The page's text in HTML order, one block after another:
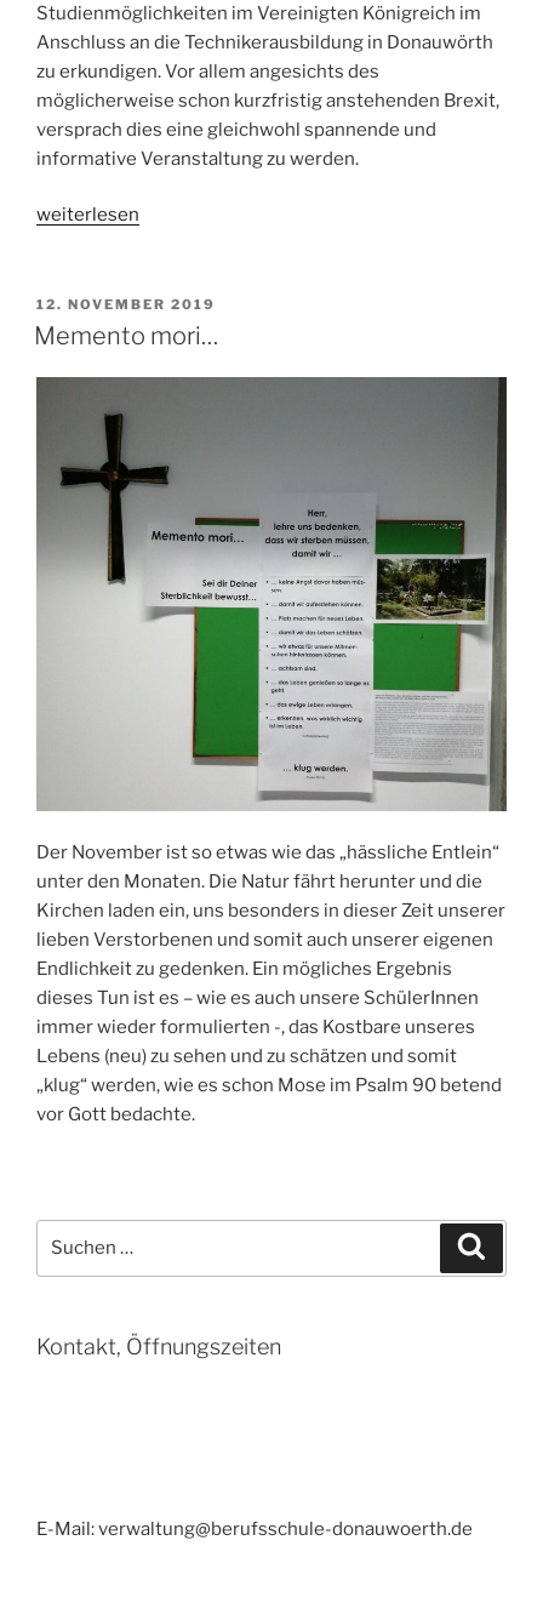
Studienmöglichkeiten im Vereinigten Königreich im
Anschluss an die Technikerausbildung in Donauwörth
zu erkundigen. Vor allem angesichts des
möglicherweise schon kurzfristig anstehenden Brexit,
versprach dies eine gleichwohl spannende und
informative Veranstaltung zu werden.
„Straight
horse’s
mouth:
Studienmöglichkeiten
Vereinigten
Königreich“
weiterlesen
VERÖFFENTLICHT
AM
12. NOVEMBER 2019
Memento mori…
Der November ist so etwas wie das „hässliche Entlein“
unter den Monaten. Die Natur fährt herunter und die
Kirchen laden ein, uns besonders in dieser Zeit unserer
lieben Verstorbenen und somit auch unserer eigenen
Endlichkeit zu gedenken. Ein mögliches Ergebnis
dieses Tun ist es – wie es auch unsere SchülerInnen
immer wieder formulierten -, das Kostbare unseres
Lebens (neu) zu sehen und zu schätzen und somit
„klug“ werden, wie es schon Mose im Psalm 90 betend
vor Gott bedachte.
nach:
Kontakt, Öffnungszeiten
E-Mail: verwaltung@berufsschule-donauwoerth.de